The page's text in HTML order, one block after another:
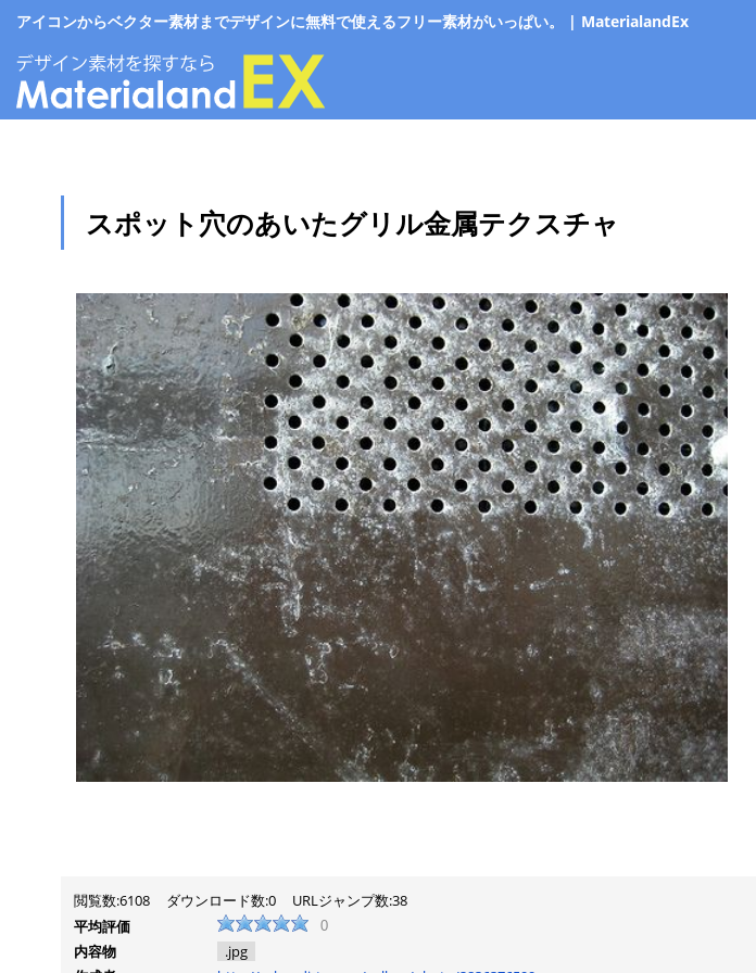
アイコンからベクター素材までデザインに無料で使えるフリー素材がいっぱい。 | MaterialandEx
スポット穴のあいたグリル金属テクスチャ
閲覧数:6108
ダウンロード数:0
URLジャンプ数:38
平均評価
0
内容物
.jpg